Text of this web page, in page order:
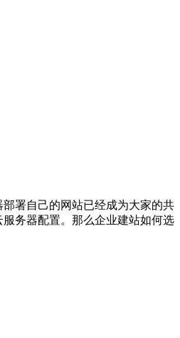
署自己的网站已经成为大家的共
务器配置。那么企业建站如何选